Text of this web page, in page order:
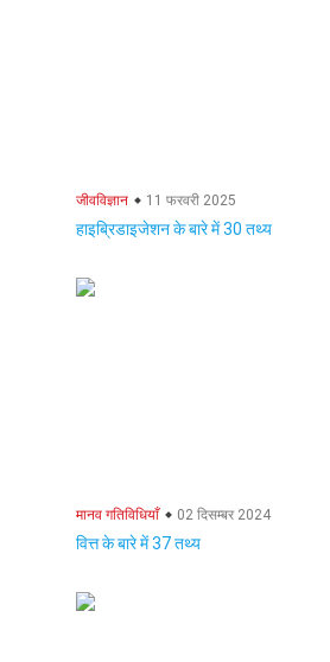
जीवविज्ञान 11 फरवरी 2025
हाइब्रिडाइजेशन के बारे में 30 तथ्य
मानव गतिविधियाँ 02 दिसम्बर 2024
वित्त के बारे में 37 तथ्य